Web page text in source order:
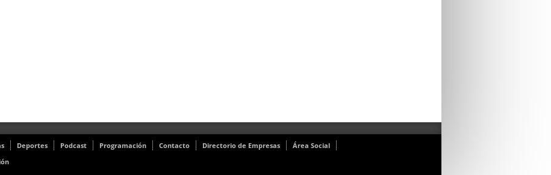
Deportes Podcast Programación Contacto Directorio de Empresas
Área Social